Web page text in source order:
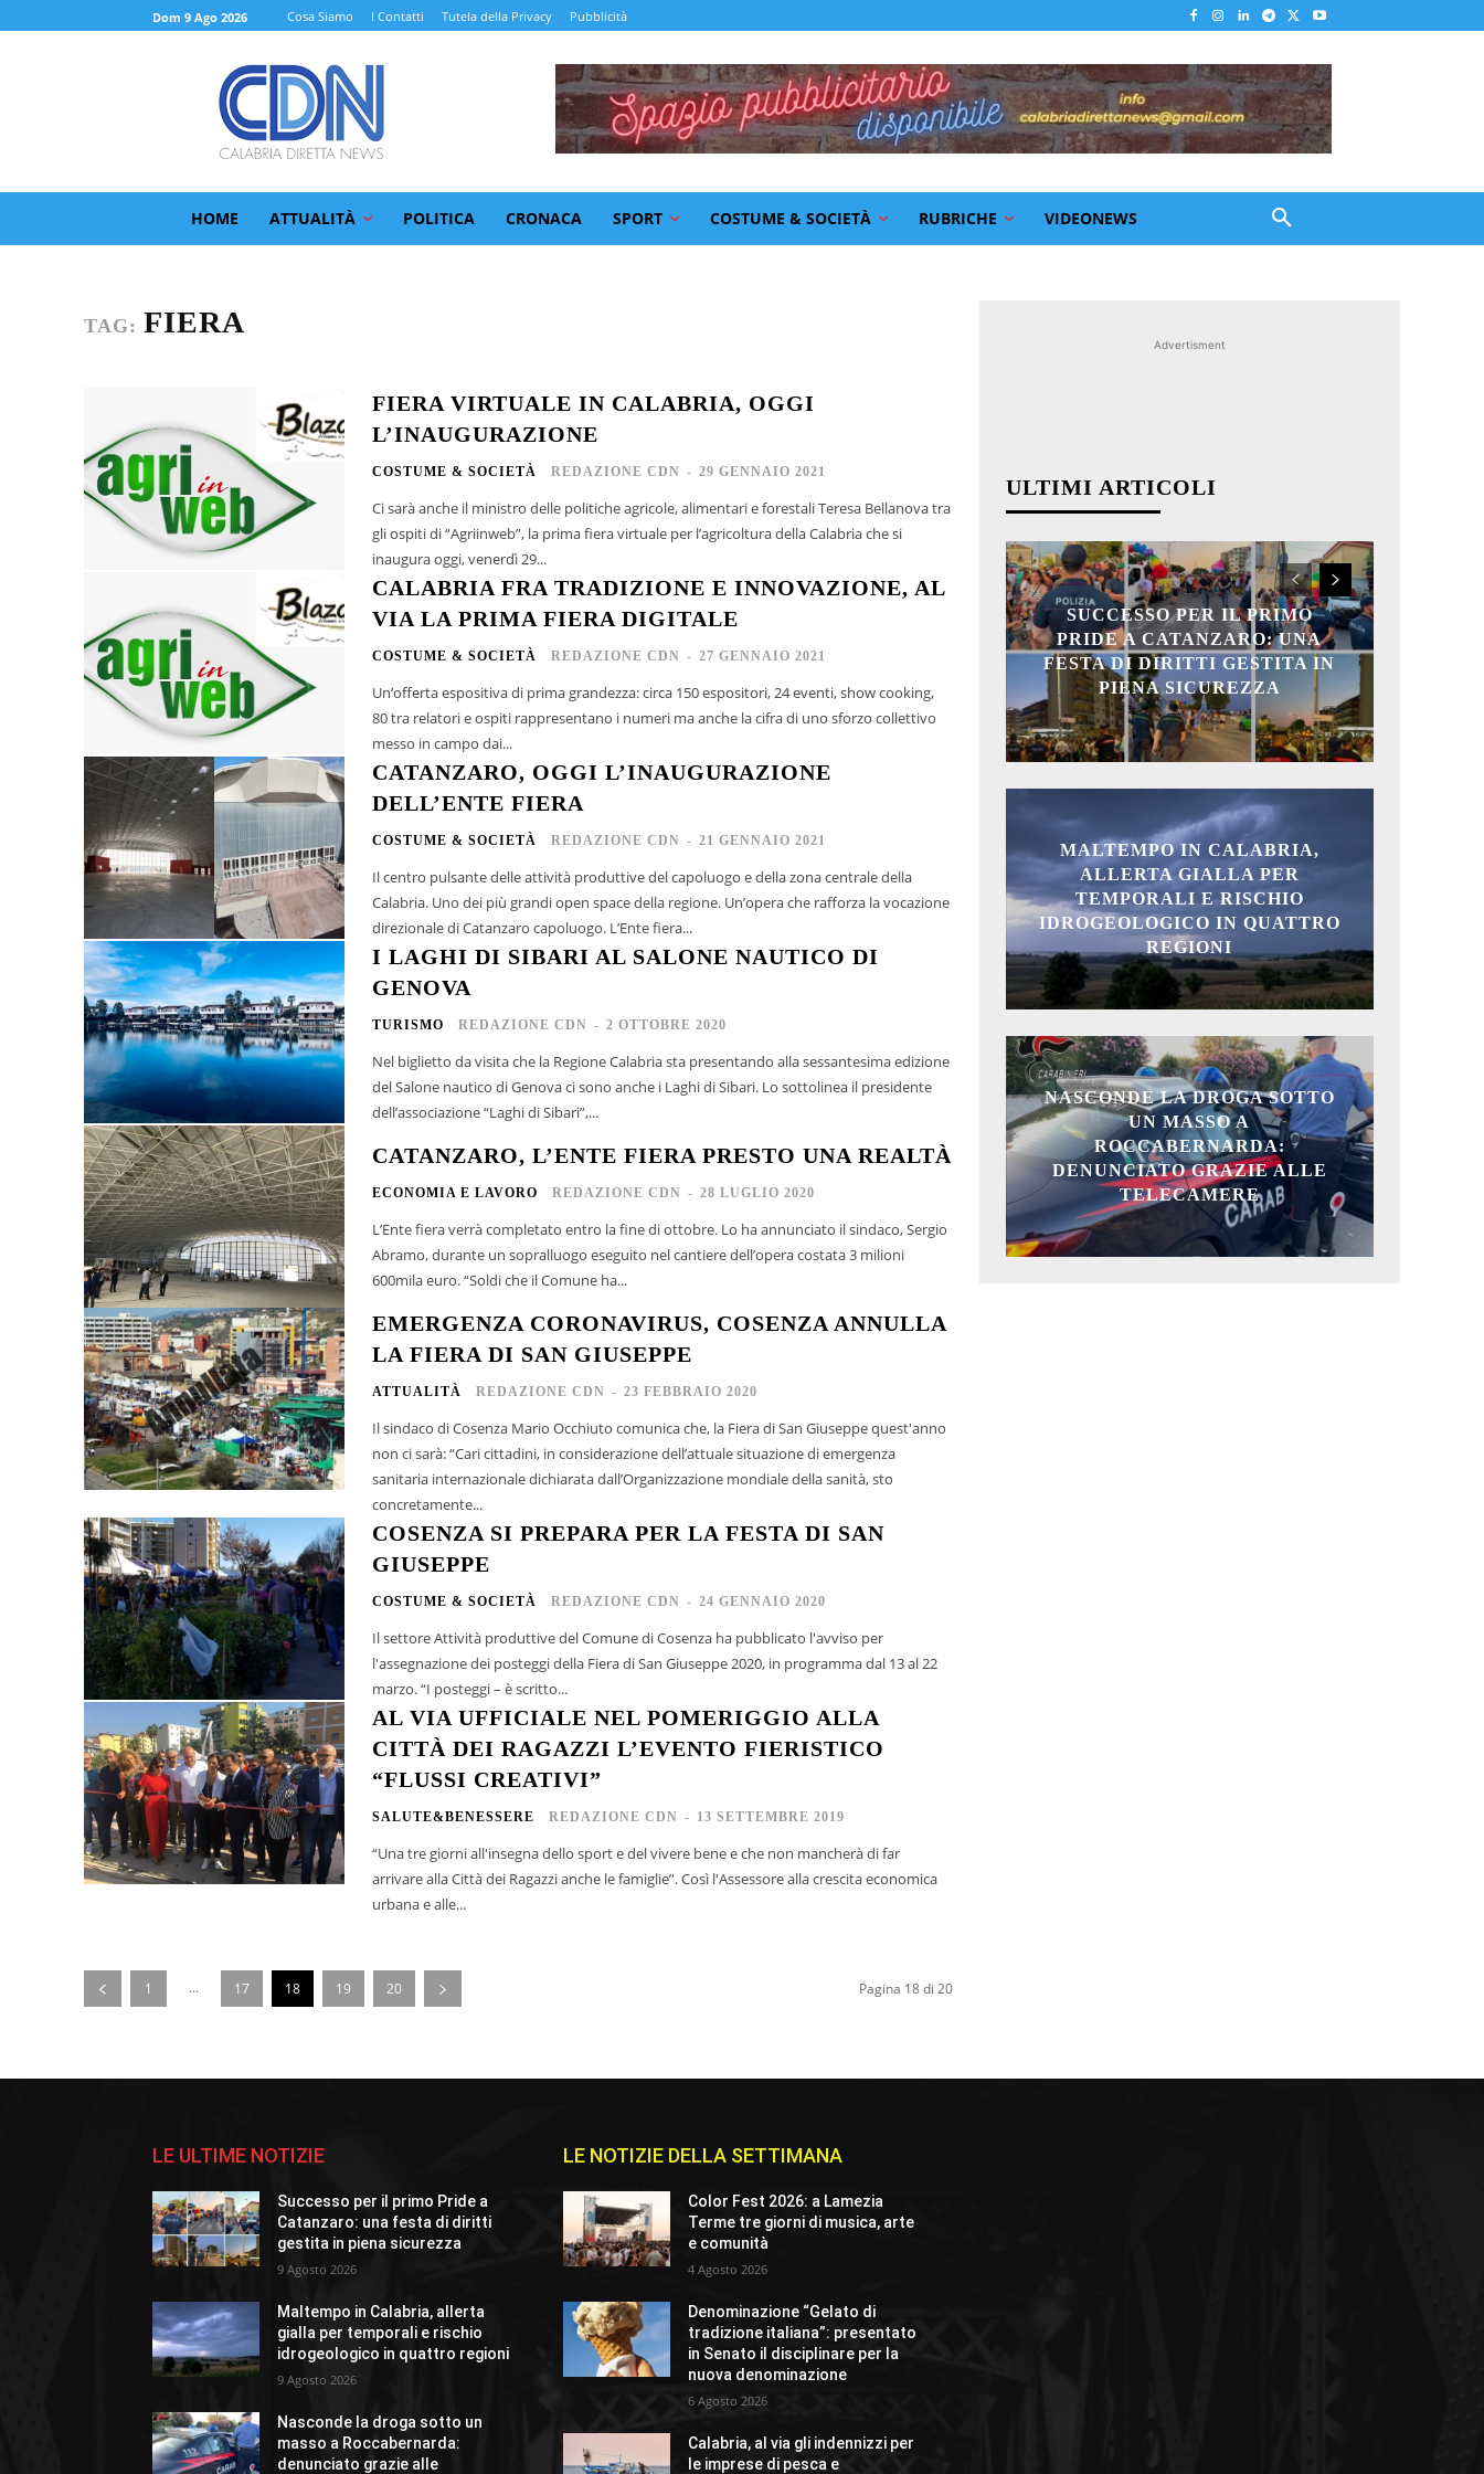
Dom 9 Ago 2026 Cosa Siamo I Contatti Tutela della Privacy Pubblicità
HOME ATTUALITÀ POLITICA CRONACA SPORT COSTUME & SOCIETÀ RUBRICHE VIDEONEWS
TAG: FIERA
FIERA VIRTUALE IN CALABRIA, OGGI
L’INAUGURAZIONE
COSTUME & SOCIETÀ REDAZIONE CDN - 29 GENNAIO 2021
Ci sarà anche il ministro delle politiche agricole, alimentari e forestali Teresa Bellanova tra
gli ospiti di “Agriinweb”, la prima fiera virtuale per l’agricoltura della Calabria che si
inaugura oggi, venerdì 29...
CALABRIA FRA TRADIZIONE E INNOVAZIONE, AL
VIA LA PRIMA FIERA DIGITALE
COSTUME & SOCIETÀ REDAZIONE CDN - 27 GENNAIO 2021
Un’offerta espositiva di prima grandezza: circa 150 espositori, 24 eventi, show cooking,
80 tra relatori e ospiti rappresentano i numeri ma anche la cifra di uno sforzo collettivo
messo in campo dai...
CATANZARO, OGGI L’INAUGURAZIONE
DELL’ENTE FIERA
COSTUME & SOCIETÀ REDAZIONE CDN - 21 GENNAIO 2021
Il centro pulsante delle attività produttive del capoluogo e della zona centrale della
Calabria. Uno dei più grandi open space della regione. Un’opera che rafforza la vocazione
direzionale di Catanzaro capoluogo. L’Ente fiera...
I LAGHI DI SIBARI AL SALONE NAUTICO DI
GENOVA
TURISMO REDAZIONE CDN - 2 OTTOBRE 2020
Nel biglietto da visita che la Regione Calabria sta presentando alla sessantesima edizione
del Salone nautico di Genova ci sono anche i Laghi di Sibari. Lo sottolinea il presidente
dell’associazione “Laghi di Sibari”,...
CATANZARO, L’ENTE FIERA PRESTO UNA REALTÀ
ECONOMIA E LAVORO REDAZIONE CDN - 28 LUGLIO 2020
L’Ente fiera verrà completato entro la fine di ottobre. Lo ha annunciato il sindaco, Sergio
Abramo, durante un sopralluogo eseguito nel cantiere dell’opera costata 3 milioni
600mila euro. “Soldi che il Comune ha...
EMERGENZA CORONAVIRUS, COSENZA ANNULLA
LA FIERA DI SAN GIUSEPPE
ATTUALITÀ REDAZIONE CDN - 23 FEBBRAIO 2020
Il sindaco di Cosenza Mario Occhiuto comunica che, la Fiera di San Giuseppe quest'anno
non ci sarà: “Cari cittadini, in considerazione dell’attuale situazione di emergenza
sanitaria internazionale dichiarata dall’Organizzazione mondiale della sanità, sto
concretamente...
COSENZA SI PREPARA PER LA FESTA DI SAN
GIUSEPPE
COSTUME & SOCIETÀ REDAZIONE CDN - 24 GENNAIO 2020
Il settore Attività produttive del Comune di Cosenza ha pubblicato l'avviso per
l'assegnazione dei posteggi della Fiera di San Giuseppe 2020, in programma dal 13 al 22
marzo. “I posteggi – è scritto...
AL VIA UFFICIALE NEL POMERIGGIO ALLA
CITTÀ DEI RAGAZZI L’EVENTO FIERISTICO
“FLUSSI CREATIVI”
SALUTE&BENESSERE REDAZIONE CDN - 13 SETTEMBRE 2019
“Una tre giorni all'insegna dello sport e del vivere bene e che non mancherà di far
arrivare alla Città dei Ragazzi anche le famiglie”. Così l'Assessore alla crescita economica
urbana e alle...
1 ... 17 18 19 20 Pagina 18 di 20
Advertisment
ULTIMI ARTICOLI
SUCCESSO PER IL PRIMO
PRIDE A CATANZARO: UNA
FESTA DI DIRITTI GESTITA IN
PIENA SICUREZZA
MALTEMPO IN CALABRIA,
ALLERTA GIALLA PER
TEMPORALI E RISCHIO
IDROGEOLOGICO IN QUATTRO
REGIONI
NASCONDE LA DROGA SOTTO
UN MASSO A
ROCCABERNARDA:
DENUNCIATO GRAZIE ALLE
TELECAMERE
LE ULTIME NOTIZIE
Successo per il primo Pride a
Catanzaro: una festa di diritti
gestita in piena sicurezza
9 Agosto 2026
Maltempo in Calabria, allerta
gialla per temporali e rischio
idrogeologico in quattro regioni
9 Agosto 2026
Nasconde la droga sotto un
masso a Roccabernarda:
denunciato grazie alle
LE NOTIZIE DELLA SETTIMANA
Color Fest 2026: a Lamezia
Terme tre giorni di musica, arte
e comunità
4 Agosto 2026
Denominazione “Gelato di
tradizione italiana”: presentato
in Senato il disciplinare per la
nuova denominazione
6 Agosto 2026
Calabria, al via gli indennizzi per
le imprese di pesca e